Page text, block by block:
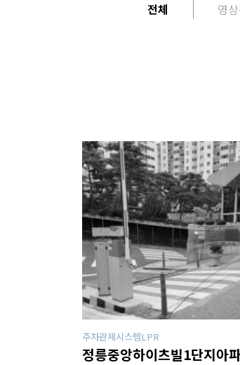
전체 영
주차관제시스템LPR
정릉중앙하이츠빌1단지아